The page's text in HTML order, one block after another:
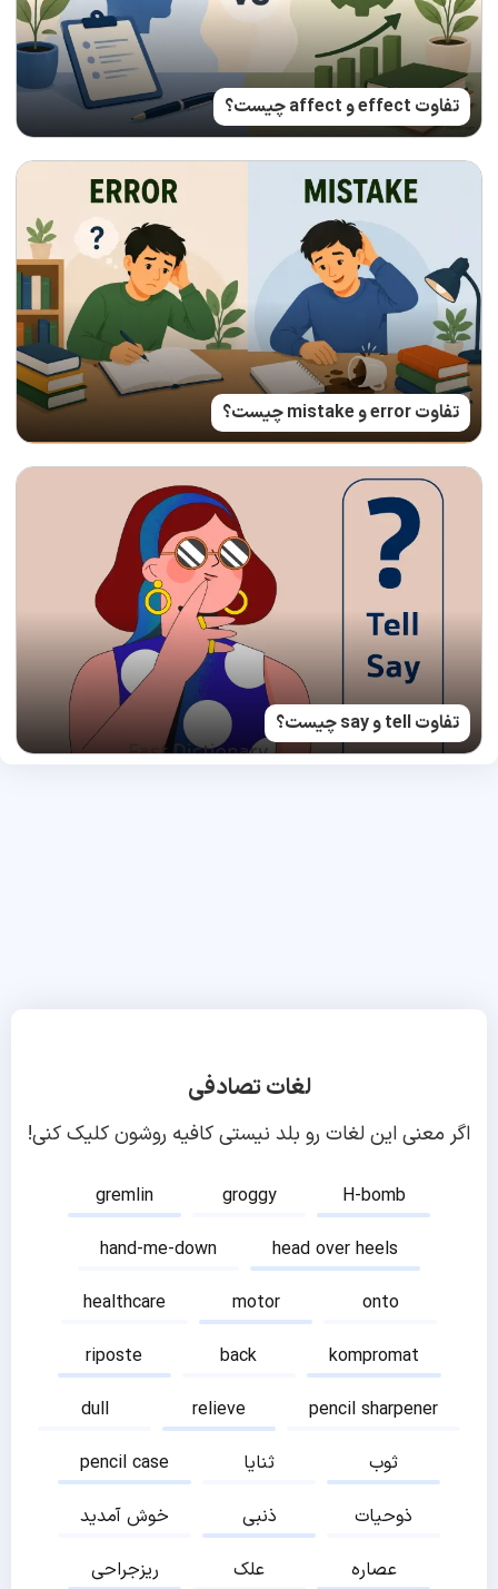
تفاوت effect و affect چیست؟
تفاوت error و mistake چیست؟
تفاوت tell و say چیست؟
لغات تصادفی
اگر معنی این لغات رو بلد نیستی کافیه روشون کلیک کنی!
gremlin groggy
H-bomb
hand-me-down
head over heels
healthcare
motor
onto
riposte
back
kompromat
dull
relieve
pencil sharpener
pencil case
ثنایا
ثوب
خوش آمدید
ذنبی
ذوحیات
ریزجراحی
علک
عصاره